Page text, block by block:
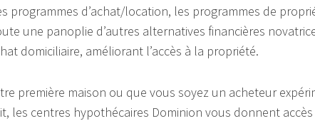
programmes d’achat/location, les programmes de
une panoplie d’autres alternatives financières
domiciliaire, améliorant l’accès à la propriété.
première maison ou que vous soyez un acheteur
les centres hypothécaires Dominion vous donnent